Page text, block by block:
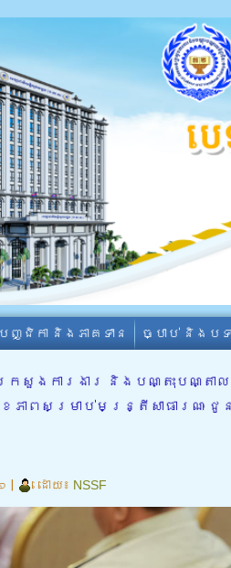
បញ្ជិកា និងភាគទាន ច្បាប់ និងប
ៃក្រសួងការងារ និងបណ្តុះ
សុខភាពសម្រាប់មន្រ្តីសាធារណ
ដោយ៖ NSSF